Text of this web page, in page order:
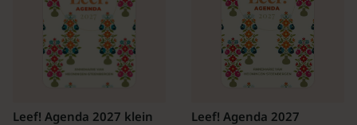
Leef! Agenda 2027 klein
Leef! Agenda 2027